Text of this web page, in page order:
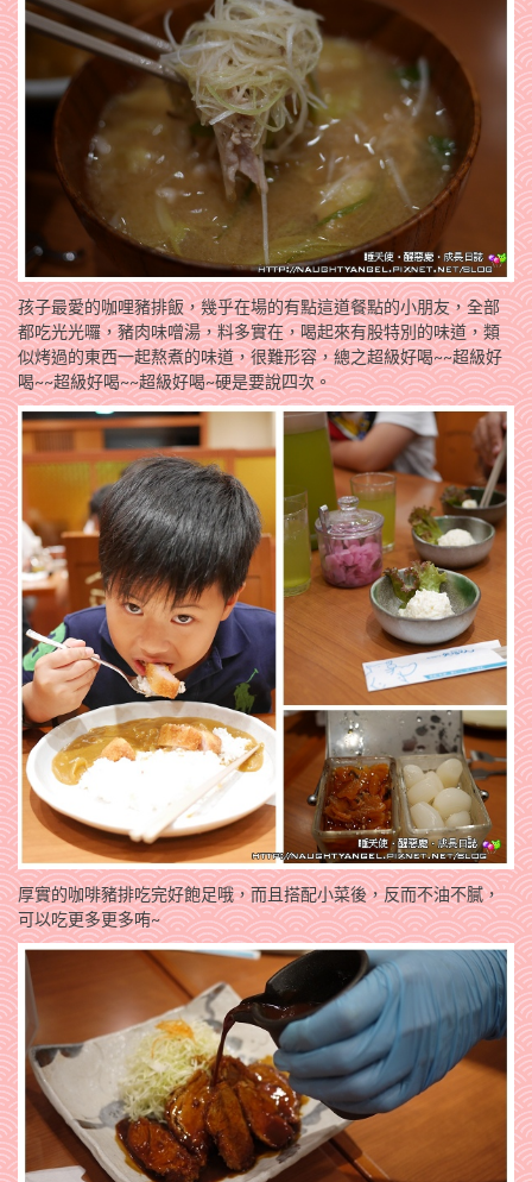
孩子最愛的咖哩豬排飯，幾乎在場的有點這道餐點的小朋友，全部
都吃光光囉，豬肉味噌湯，料多實在，喝起來有股特別的味道，類
似烤過的東西一起熬煮的味道，很難形容，總之超級好喝~~超級好
喝~~超級好喝~~超級好喝~硬是要說四次。
厚實的咖啡豬排吃完好飽足哦，而且搭配小菜後，反而不油不膩，
可以吃更多更多哊~